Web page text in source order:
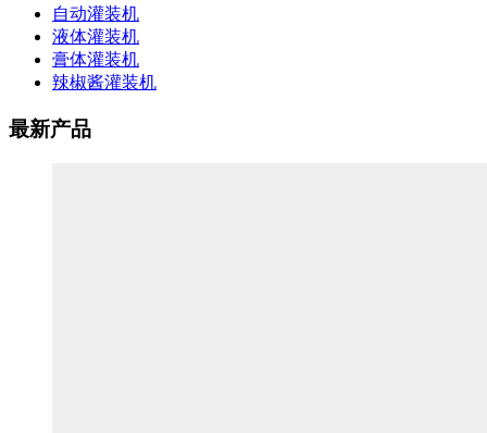
自动灌装机
液体灌装机
膏体灌装机
辣椒酱灌装机
最新产品